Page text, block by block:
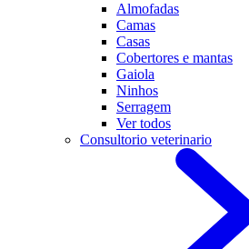
Almofadas
Camas
Casas
Cobertores e mantas
Gaiola
Ninhos
Serragem
Ver todos
Consultorio veterinario